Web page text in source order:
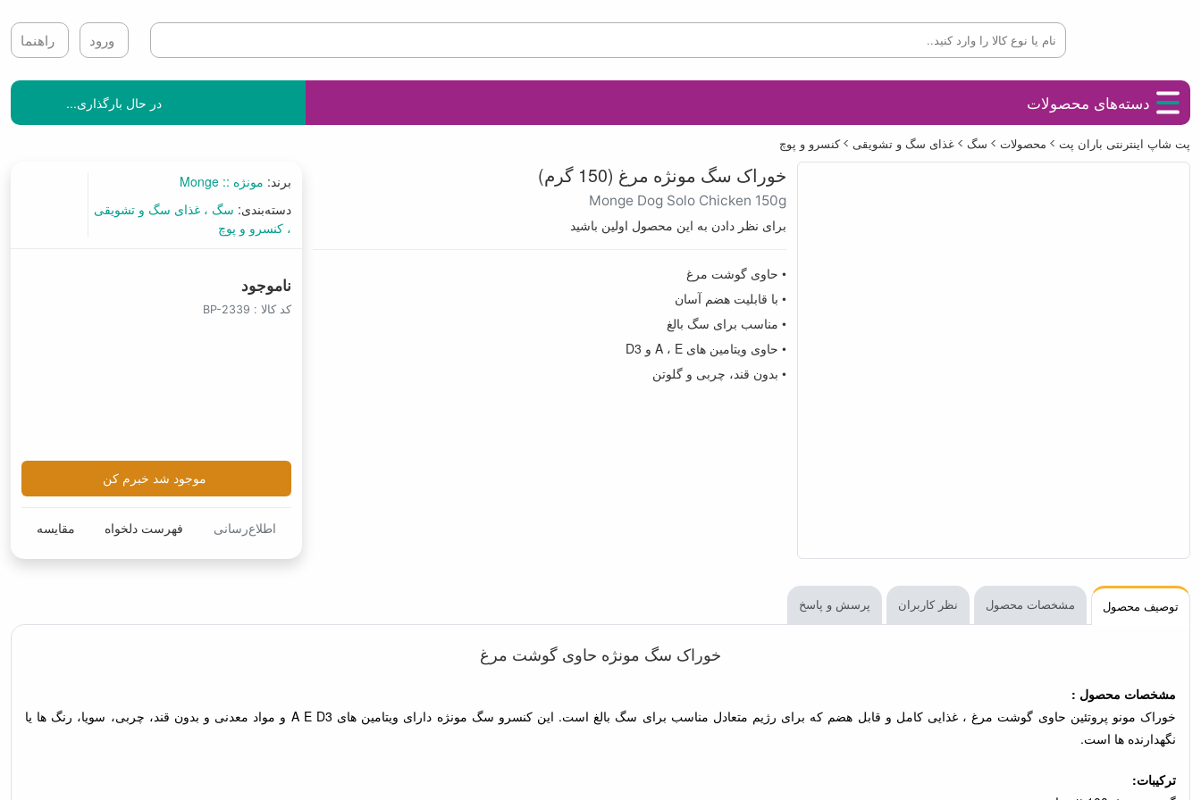
ورود راهنما
دسته‌های محصولات در حال بارگذاری...
پت شاپ اینترنتی باران پت محصولات سگ غذای سگ و تشویقی کنسرو و پوچ
خوراک سگ مونژه مرغ (150 گرم)
Monge Dog Solo Chicken 150g
برای نظر دادن به این محصول اولین باشید
• حاوی گوشت مرغ
• با قابلیت هضم آسان
• مناسب برای سگ بالغ
• حاوی ویتامین های A ، E و D3
• بدون قند، چربی و گلوتن
برند: مونژه :: Monge
دسته‌بندی: سگ
غذای سگ و تشویقی
کنسرو و پوچ
ناموجود
کد کالا : BP-2339
موجود شد خبرم کن
اطلاع‌رسانی فهرست دلخواه مقایسه
توصیف محصول مشخصات محصول نظر کاربران پرسش و پاسخ
خوراک سگ مونژه حاوی گوشت مرغ
مشخصات محصول :
خوراک مونو پروتئین حاوی گوشت مرغ ، غذایی کامل و قابل هضم که برای رژیم متعادل مناسب برای سگ بالغ است. این کنسرو سگ مونژه دارای ویتامین های A E D3 و مواد معدنی و بدون قند، چربی، سویا، رنگ ها یا
نگهدارنده ها است.
ترکیبات: